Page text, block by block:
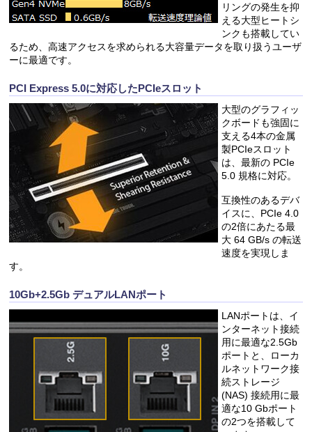
リングの発生を抑
える大型ヒートシ
ンクも搭載してい
るため、高速アクセスを求められる大容量データを取り扱うユーザ
ーに最適です。
PCI Express 5.0に対応したPCIeスロット
大型のグラフィッ
クボードも強固に
支える4本の金属
製PCIeスロット
は、最新の PCIe
5.0 規格に対応。
互換性のあるデバ
イスに、PCIe 4.0
の2倍にあたる最
大 64 GB/s の転送
速度を実現しま
す。
10Gb+2.5Gb デュアルLANポート
LANポートは、イ
ンターネット接続
用に最適な2.5Gb
ポートと、ローカ
ルネットワーク接
続ストレージ
(NAS) 接続用に最
適な10 Gbポート
の2つを搭載して